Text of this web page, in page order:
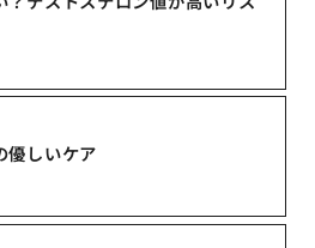
優しいケア